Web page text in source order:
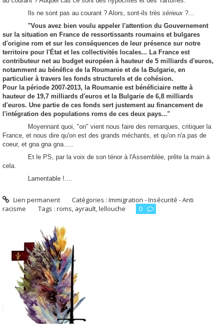
Ils ne sont pas au courant ? Alors, sont-ils très sérieux ?...
"Vous avez bien voulu appeler l'attention du Gouvernement
sur la situation en France de ressortissants roumains et bulgares
d'origine rom et sur les conséquences de leur présence sur notre
territoire pour l'État et les collectivités locales... La France est
contributeur net au budget européen à hauteur de 5 milliards d'euros,
notamment au bénéfice de la Roumanie et de la Bulgarie, en
particulier à travers les fonds structurels et de cohésion.
Pour la période 2007-2013, la Roumanie est bénéficiaire nette à
hauteur de 19,7 milliards d'euros et la Bulgarie de 6,8 milliards
d'euros. Une partie de ces fonds sert justement au financement de
l'intégration des populations roms de ces deux pays..."
Moyennant quoi, "on" vient nous faire des remarques, critiquer la
France, et nous dire qu'on est des grands méchants, et qu'on n'a pas de
coeur, et gna gna gna.....
Et le PS, par la voix de son ténor à l'Assemblée, prête la main à
cela.
Lamentable !....
Lien permanent Catégories :Immigration - Insécurité - Anti
racisme
Tags : roms ayrault, lellouche 0